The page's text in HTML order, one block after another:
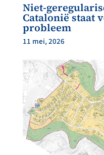
Niet-
Catalonië staat
probleem
11 mei, 2026